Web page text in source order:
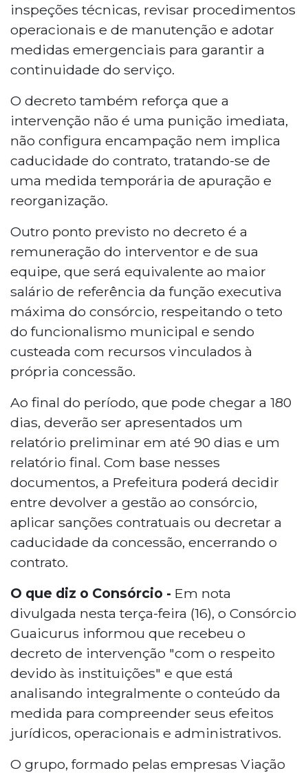
inspeções técnicas, revisar procedimentos
operacionais e de manutenção e adotar
medidas emergenciais para garantir a
continuidade do serviço.
O decreto também reforça que a
intervenção não é uma punição imediata,
não configura encampação nem implica
caducidade do contrato, tratando-se de
uma medida temporária de apuração e
reorganização.
Outro ponto previsto no decreto é a
remuneração do interventor e de sua
equipe, que será equivalente ao maior
salário de referência da função executiva
máxima do consórcio, respeitando o teto
do funcionalismo municipal e sendo
custeada com recursos vinculados à
própria concessão.
Ao final do período, que pode chegar a 180
dias, deverão ser apresentados um
relatório preliminar em até 90 dias e um
relatório final. Com base nesses
documentos, a Prefeitura poderá decidir
entre devolver a gestão ao consórcio,
aplicar sanções contratuais ou decretar a
caducidade da concessão, encerrando o
contrato.
O que diz o Consórcio - Em nota
divulgada nesta terça-feira (16), o Consórcio
Guaicurus informou que recebeu o
decreto de intervenção "com o respeito
devido às instituições" e que está
analisando integralmente o conteúdo da
medida para compreender seus efeitos
jurídicos, operacionais e administrativos.
O grupo, formado pelas empresas Viação